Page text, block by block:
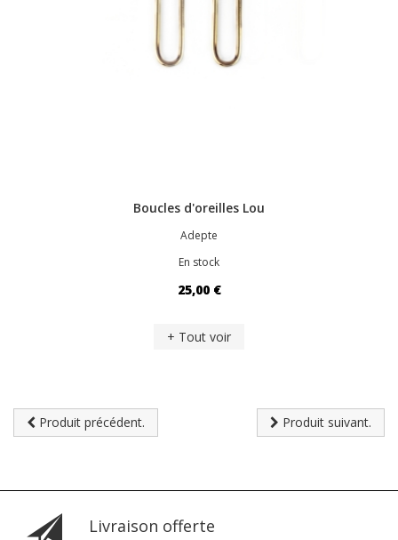
Boucles d'oreilles Lou
Adepte
En stock
25,00 €
+ Tout voir
Produit précédent. Produit suivant.
Livraison offerte